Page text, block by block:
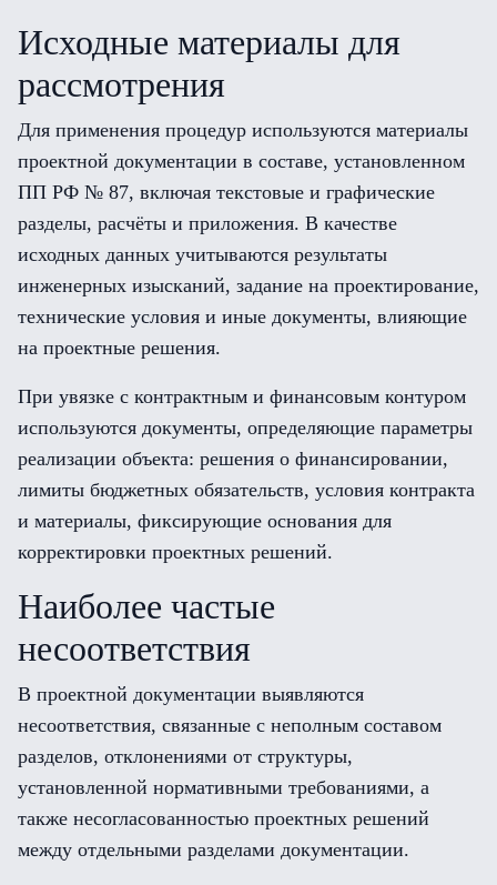
Исходные материалы для
рассмотрения
Для применения процедур используются материалы
проектной документации в составе, установленном
ПП РФ № 87, включая текстовые и графические
разделы, расчёты и приложения. В качестве
исходных данных учитываются результаты
инженерных изысканий, задание на проектирование,
технические условия и иные документы, влияющие
на проектные решения.
При увязке с контрактным и финансовым контуром
используются документы, определяющие параметры
реализации объекта: решения о финансировании,
лимиты бюджетных обязательств, условия контракта
и материалы, фиксирующие основания для
корректировки проектных решений.
Наиболее частые
несоответствия
В проектной документации выявляются
несоответствия, связанные с неполным составом
разделов, отклонениями от структуры,
установленной нормативными требованиями, а
также несогласованностью проектных решений
между отдельными разделами документации.